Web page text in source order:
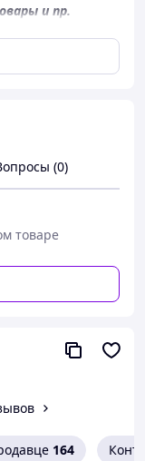
и пр.
всегда в
давить на
ощущения
коробки.
(0)
товаре
164